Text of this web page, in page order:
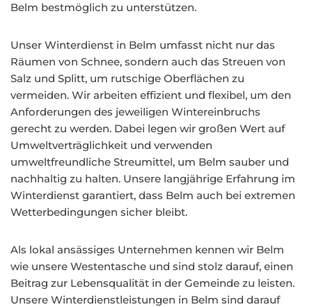
Belm bestmöglich zu unterstützen.
Unser Winterdienst in Belm umfasst nicht nur das
Räumen von Schnee, sondern auch das Streuen von
Salz und Splitt, um rutschige Oberflächen zu
vermeiden. Wir arbeiten effizient und flexibel, um den
Anforderungen des jeweiligen Wintereinbruchs
gerecht zu werden. Dabei legen wir großen Wert auf
Umweltverträglichkeit und verwenden
umweltfreundliche Streumittel, um Belm sauber und
nachhaltig zu halten. Unsere langjährige Erfahrung im
Winterdienst garantiert, dass Belm auch bei extremen
Wetterbedingungen sicher bleibt.
Als lokal ansässiges Unternehmen kennen wir Belm
wie unsere Westentasche und sind stolz darauf, einen
Beitrag zur Lebensqualität in der Gemeinde zu leisten.
Unsere Winterdienstleistungen in Belm sind darauf